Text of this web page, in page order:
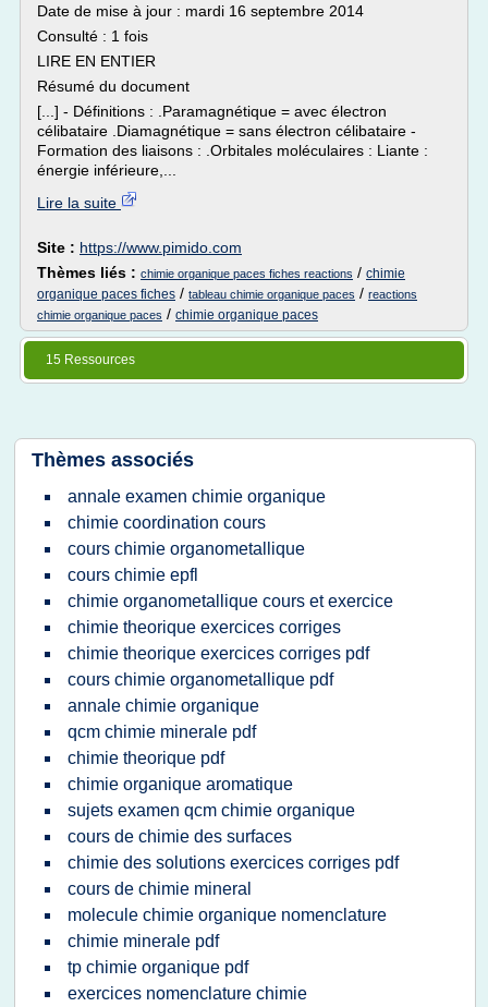
Date de mise à jour : mardi 16 septembre 2014
Consulté : 1 fois
LIRE EN ENTIER
Résumé du document
[...] - Définitions : .Paramagnétique = avec électron
célibataire .Diamagnétique = sans électron célibataire -
Formation des liaisons : .Orbitales moléculaires : Liante :
énergie inférieure,...
Lire la suite
Site : https://www.pimido.com
Thèmes liés : chimie organique paces fiches reactions / chimie
organique paces fiches / tableau chimie organique paces / reactions
chimie organique paces / chimie organique paces
15 Ressources
Thèmes associés
annale examen chimie organique
chimie coordination cours
cours chimie organometallique
cours chimie epfl
chimie organometallique cours et exercice
chimie theorique exercices corriges
chimie theorique exercices corriges pdf
cours chimie organometallique pdf
annale chimie organique
qcm chimie minerale pdf
chimie theorique pdf
chimie organique aromatique
sujets examen qcm chimie organique
cours de chimie des surfaces
chimie des solutions exercices corriges pdf
cours de chimie mineral
molecule chimie organique nomenclature
chimie minerale pdf
tp chimie organique pdf
exercices nomenclature chimie